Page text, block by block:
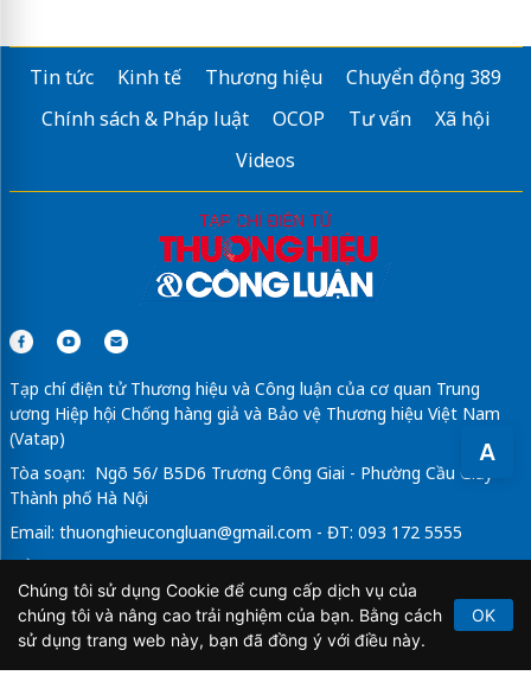
A
Tin tức Kinh tế Thương hiệu
Chuyển động 389
Chính sách & Pháp luật
OCOP Tư vấn
Xã hội
Videos
Tạp chí điện tử Thương hiệu và Công luận của cơ quan Trung
ương Hiệp hội Chống hàng giả và Bảo vệ Thương hiệu Việt Nam
(Vatap)
Tòa soạn: Ngõ 56/ B5D6 Trương Công Giai - Phường Cầu Giấy -
Thành phố Hà Nội
Email: thuonghieucongluan@gmail.com - ĐT: 093 172 5555
Tổng Biên Tập: Vũ Đức Thuận
Giấy phép hoạt động báo chí điện tử số 64/GP-BTTTT do Bộ
Thông tin và Truyền thông cấp ngày 21/2/2020.
Chúng tôi sử dụng Cookie để cung cấp dịch vụ của
chúng tôi và nâng cao trải nghiệm của bạn. Bằng cách
sử dụng trang web này, bạn đã đồng ý với điều này.
OK